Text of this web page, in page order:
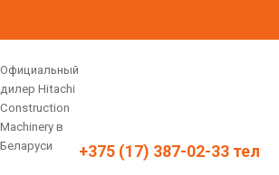
Официальный
дилер Hitachi
Construction
Machinery в
Беларуси
+375 (17) 387-02-33 тел